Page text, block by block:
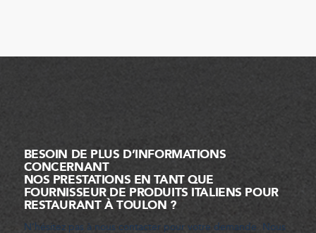
BESOIN DE PLUS D’INFORMATIONS
CONCERNANT
NOS PRESTATIONS EN TANT QUE
FOURNISSEUR DE PRODUITS ITALIENS POUR
RESTAURANT À TOULON ?
N’hésitez pas à nous contacter pour votre demande. Nous